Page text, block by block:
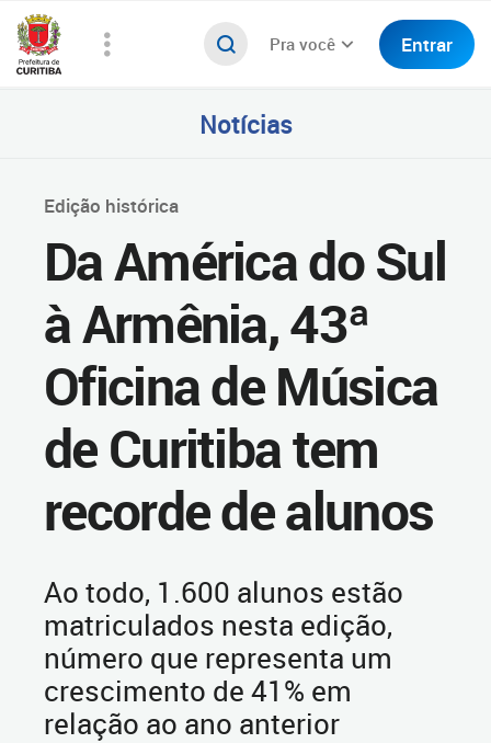
Pra você Entrar
Notícias
Edição histórica
Da América do Sul
à Armênia, 43ª
Oficina de Música
de Curitiba tem
recorde de alunos
Ao todo, 1.600 alunos estão
matriculados nesta edição,
número que representa um
crescimento de 41% em
relação ao ano anterior